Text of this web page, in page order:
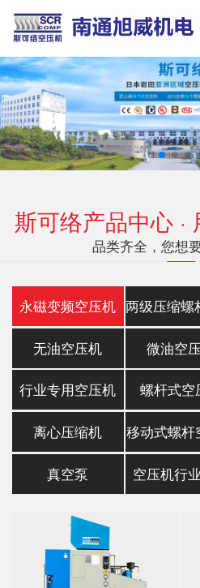
斯可络产品中心 ·
品类齐全，您想
永磁变频空压机
无油空压机 微油空
行业专用空压机 螺杆式空
离心压缩机 移动式螺杆
真空泵 空压机行